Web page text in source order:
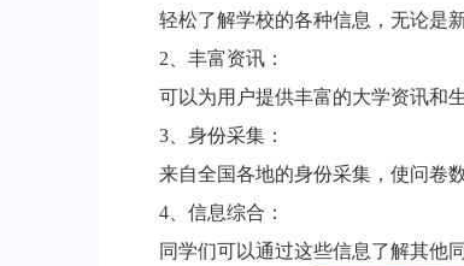
轻松了解学校的各种信息，无论是
2、丰富资讯：
可以为用户提供丰富的大学资讯和
3、身份采集：
来自全国各地的身份采集，使问卷
4、信息综合：
同学们可以通过这些信息了解其他